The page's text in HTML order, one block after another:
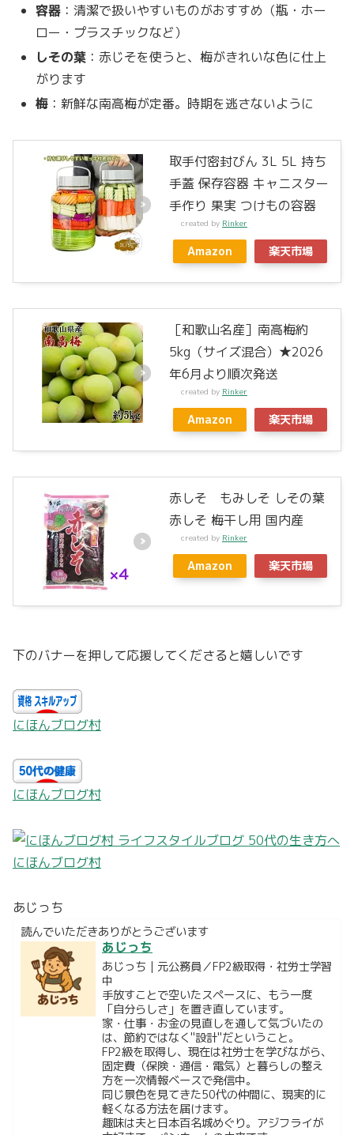
容器 ：清潔で扱いやすいものがおすすめ（瓶・ホー
ロー・プラスチックなど）
しその葉 ：赤じそを使うと、梅がきれいな色に仕上
がります
梅 ：新鮮な南高梅が定番。時期を逃さないように
取手付密封びん 3L 5L 持ち
手蓋 保存容器 キャニスター
手作り 果実 つけもの容器
created by Rinker
Amazon 楽天市場
［和歌山名産］南高梅約
5kg（サイズ混合）★2026
年6月より順次発送
created by Rinker
Amazon 楽天市場
赤しそ もみしそ しその葉
赤しそ 梅干し用 国内産
created by Rinker
Amazon 楽天市場
下のバナーを押して応援してくださると嬉しいです
にほんブログ村
にほんブログ村
にほんブログ村
あじっち
読んでいただきありがとうございます
あじっち
あじっち｜元公務員／FP2級取得・社労士学習
中
手放すことで空いたスペースに、もう一度
「自分らしさ」を置き直しています。
家・仕事・お金の見直しを通して気づいたの
は、節約ではなく"設計"だということ。
FP2級を取得し、現在は社労士を学びながら、
固定費（保険・通信・電気）と暮らしの整え
方を一次情報ベースで発信中。
同じ景色を見てきた50代の仲間に、現実的に
軽くなる方法を届けます。
趣味は夫と日本百名城めぐり。アジフライが